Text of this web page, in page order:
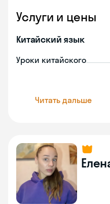
Услуги и цены
Китайский язык
Уроки китайского
Читать дальше